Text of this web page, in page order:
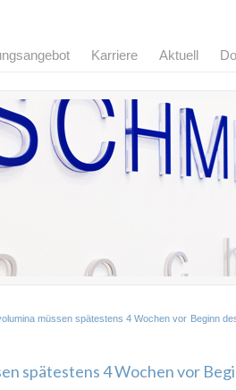
Karriere Aktuell
müssen spätestens 4 Wochen vor Beginn
spätestens 4 Wochen vor